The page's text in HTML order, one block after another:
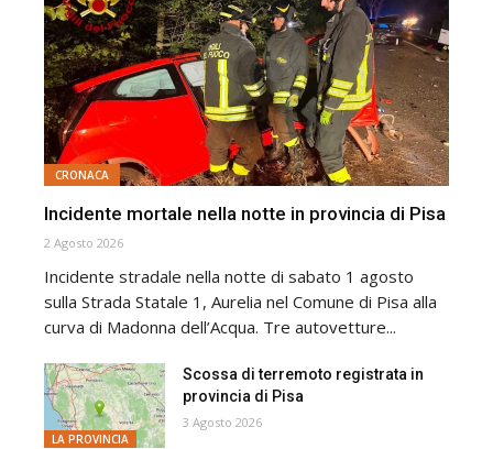
CRONACA
Incidente mortale nella notte in provincia di Pisa
2 Agosto 2026
Incidente stradale nella notte di sabato 1 agosto
sulla Strada Statale 1, Aurelia nel Comune di Pisa alla
curva di Madonna dell’Acqua. Tre autovetture...
LA PROVINCIA
Scossa di terremoto registrata in
provincia di Pisa
3 Agosto 2026